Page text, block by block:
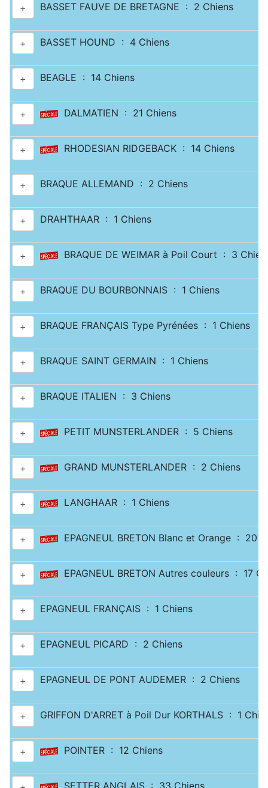
+ BASSET FAUVE DE BRETAGNE : 2 Chiens
+ BASSET HOUND : 4 Chiens
+ BEAGLE : 14 Chiens
+ DALMATIEN : 21 Chiens
+ RHODESIAN RIDGEBACK : 14 Chiens
+ BRAQUE ALLEMAND : 2 Chiens
+ DRAHTHAAR : 1 Chiens
+ BRAQUE DE WEIMAR à Poil Court : 3
+ BRAQUE DU BOURBONNAIS : 1 Chiens
+ BRAQUE FRANÇAIS Type Pyrénées : 1 Chiens
+ BRAQUE SAINT GERMAIN : 1 Chiens
+ BRAQUE ITALIEN : 3 Chiens
+ PETIT MUNSTERLANDER : 5 Chiens
+ GRAND MUNSTERLANDER : 2 Chiens
+ LANGHAAR : 1 Chiens
+ EPAGNEUL BRETON Blanc et Orange : 20
+ EPAGNEUL BRETON Autres couleurs : 17
+ EPAGNEUL FRANÇAIS : 1 Chiens
+ EPAGNEUL PICARD : 2 Chiens
+ EPAGNEUL DE PONT AUDEMER : 2 Chiens
+ GRIFFON D'ARRET à Poil Dur KORTHALS : 1
+ POINTER : 12 Chiens